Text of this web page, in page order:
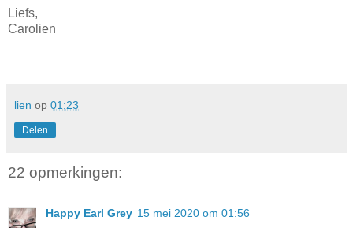
Liefs,
Carolien
lien op 01:23
Delen
22 opmerkingen:
Happy Earl Grey 15 mei 2020 om 01:56